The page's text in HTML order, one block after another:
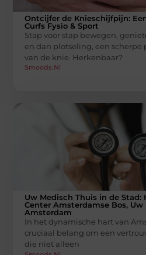
Ontcijfer de Knieschijfpijn:
Curfs Fysio & Sport
Stap voor stap bewegen,
en dan plotseling, een
van de knie. Herkenbaar?
Smoods.nl
Uw Medisch Thuis in de Stad:
Center Amsterdamse Bos,
Amsterdam
In het dynamische hart van
cruciaal belang om een
die niet alleen